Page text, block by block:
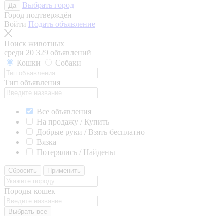
Да
Выбрать город
Город подтверждён
Войти Подать объявление
Поиск животных
среди 20 329 объявлений
Кошки
Собаки
Тип объявления
Все объявления
На продажу / Купить
Добрые руки / Взять бесплатно
Вязка
Потерялись / Найдены
Сбросить Применить
Породы кошек
Выбрать все